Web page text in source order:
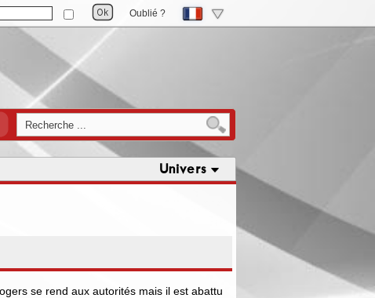
Oublié ?
Univers
se rend aux autorités mais il est abattu